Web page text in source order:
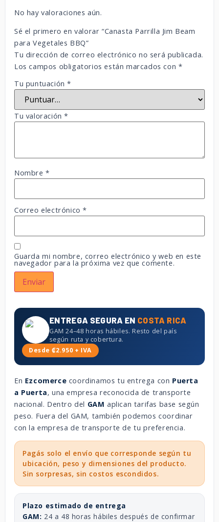
No hay valoraciones aún.
Sé el primero en valorar “Canasta Parrilla Jim Beam
para Vegetales BBQ”
Tu dirección de correo electrónico no será publicada.
Los campos obligatorios están marcados con *
Tu puntuación*
Tu valoración*
Nombre*
Correo electrónico*
Guarda mi nombre, correo electrónico y web en este
navegador para la próxima vez que comente.
ENTREGA SEGURA EN COSTA RICA
GAM 24–48 horas hábiles. Resto del país
según ruta y cobertura.
Desde ₡2.950 + IVA
En Ezcomerce coordinamos tu entrega con Puerta
a Puerta, una empresa reconocida de transporte
nacional. Dentro del GAM aplican tarifas base según
peso. Fuera del GAM, también podemos coordinar
con la empresa de transporte de tu preferencia.
Pagás solo el envío que corresponde según tu
ubicación, peso y dimensiones del producto.
Sin sorpresas, sin costos escondidos.
Plazo estimado de entrega
GAM: 24 a 48 horas hábiles después de confirmar